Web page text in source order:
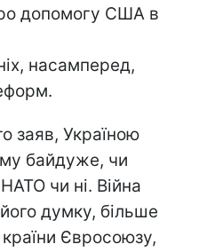
допомогу США в
насамперед,
заяв, Україною
байдуже, чи
чи ні. Війна
думку, більше
Євросоюзу,